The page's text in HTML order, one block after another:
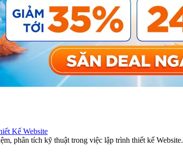
Kế Website
phân tích kỹ thuật trong việc lập trình thiết kế Website.